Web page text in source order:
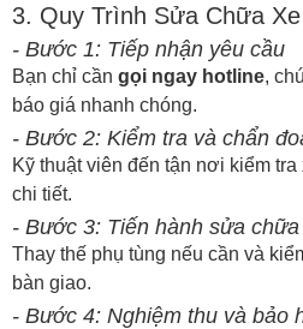
3. Quy Trình Sửa Chữa
- Bước 1: Tiếp nhận yêu cầu
Bạn chỉ cần gọi ngay hotline,
báo giá nhanh chóng.
- Bước 2: Kiểm tra và chẩn
Kỹ thuật viên đến tận nơi kiểm
chi tiết.
- Bước 3: Tiến hành sửa chữa
Thay thế phụ tùng nếu cần và
bàn giao.
- Bước 4: Nghiệm thu và bảo